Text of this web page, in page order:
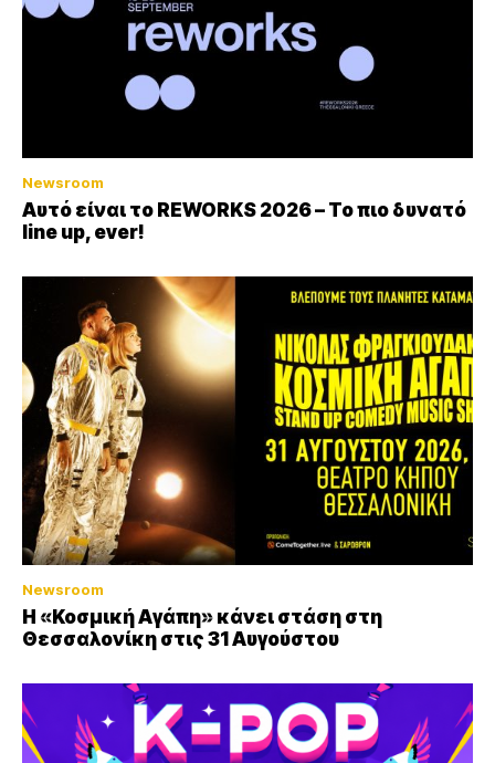
Newsroom
Αυτό είναι το REWORKS 2026 – Το πιο δυνατό
line up, ever!
Newsroom
Η «Κοσμική Αγάπη» κάνει στάση στη
Θεσσαλονίκη στις 31 Αυγούστου